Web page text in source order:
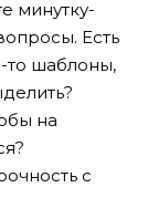
минутку-
Есть
то шаблоны,
на
с